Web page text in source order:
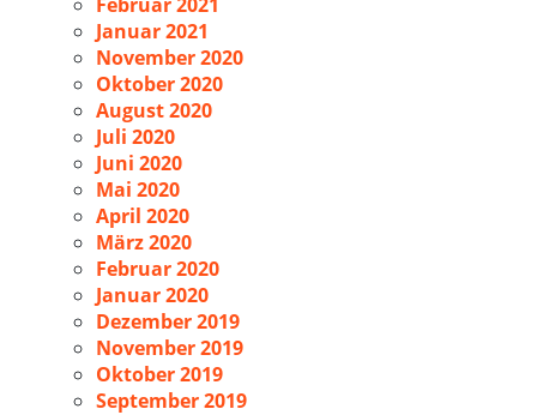
Januar 2021
November 2020
Oktober 2020
August 2020
Juli 2020
Juni 2020
Mai 2020
April 2020
März 2020
Februar 2020
Januar 2020
Dezember 2019
November 2019
Oktober 2019
September 2019